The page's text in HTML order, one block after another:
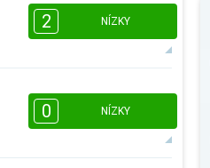
2
16:00
18°
2 NÍZKY
16:00
0 NÍZKY